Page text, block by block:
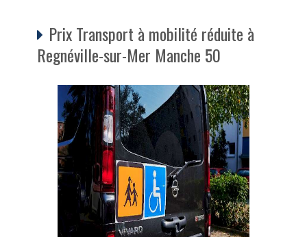
Prix Transport à mobilité réduite à
Regnéville-sur-Mer Manche 50